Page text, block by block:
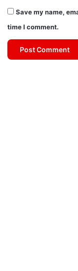
Save my name,
time I comment.